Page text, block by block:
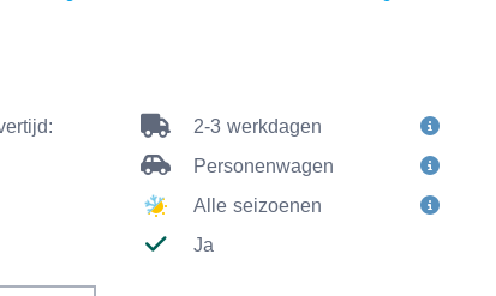
2-3 werkdagen
Personenwagen
Alle seizoenen
Ja